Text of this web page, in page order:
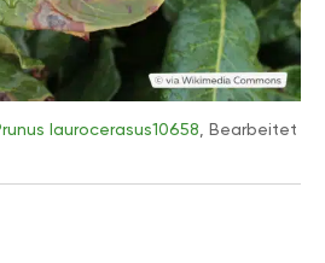
laurocerasus10658 , Bearbeitet